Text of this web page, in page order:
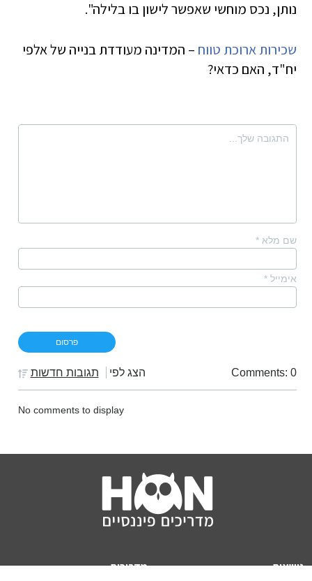
נותן, נכס מוחשי שאפשר לישון בו בלילה".
שכירות ארוכת טווח – המדינה מעודדת בנייה של אלפי
יח"ד, האם כדאי?
שם מלא *
אימייל *
Comments: 0 הצג לפי תגובות חדשות
No comments to display
נושאים מדריכים